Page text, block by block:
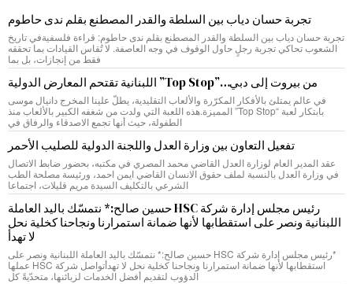
تجربة حسان دياب بين السلطة والقدر المصطنع بقلم ندى حاطوم
تجربة حسان دياب بين السلطة والقدر المصطنع بقلم ندى حاطوم: قراءة فلسفيةفي تاريخ
الشعوب تحاكي تجربة رجلٍ حاول الوقوف في وجه العاصفة. لا تُقاس القيادات بما تحققه
فقط من إنجازات، بل بما
من بيروت إلى دبي…”Top Stop” اللبنانية تقتحم المعارض الدولية
في عالم يمتلئ بالأفكار المكرّرة والألعاب التقليدية، يطلّ علينا المخرج دانيال موسى
بابتكار لعبة “Top Stop” المميزة.هذه اللعبة التي ولدت من شغفه الكبير بالألعاب منذ
الطفولة، حيث أنها تجمع الاصدقاء والرفاق في
تفعيل التعاون بين وزارة العدل واللجنة الدولية للصليب الأحمر
عقد المدير العام لوزارة العدل القاضي محمد المصري في مكتبه، بحضور ضابط الاتصال
في وزارة العدل بالنسبة لملف حقوق الانسان القاضي ايمن احمد، ورئيسة مصلحة الطب
الشرعي بالتكليف السيدة مريم قليلات، اجتماعا
رئيس مجلس إدارة شركة HSC حسين صالح:* نتمسّك باليد العاملة
اللبنانية ونصر على استقطابها لأنها ضمانة استمرارنا ونجاحنا كخلية نحل
لا تهدأ
*رئيس مجلس إدارة شركة HSC حسين صالح:* نتمسّك باليد العاملة اللبنانية ونصر على
استقطابها لأنها ضمانة استمرارنا ونجاحنا كخلية نحل لا تهدأتواصل شركة HSC عملها
الدؤوب لتقديم أفضل الخدمات لزبائنها، متحدّيةً كل